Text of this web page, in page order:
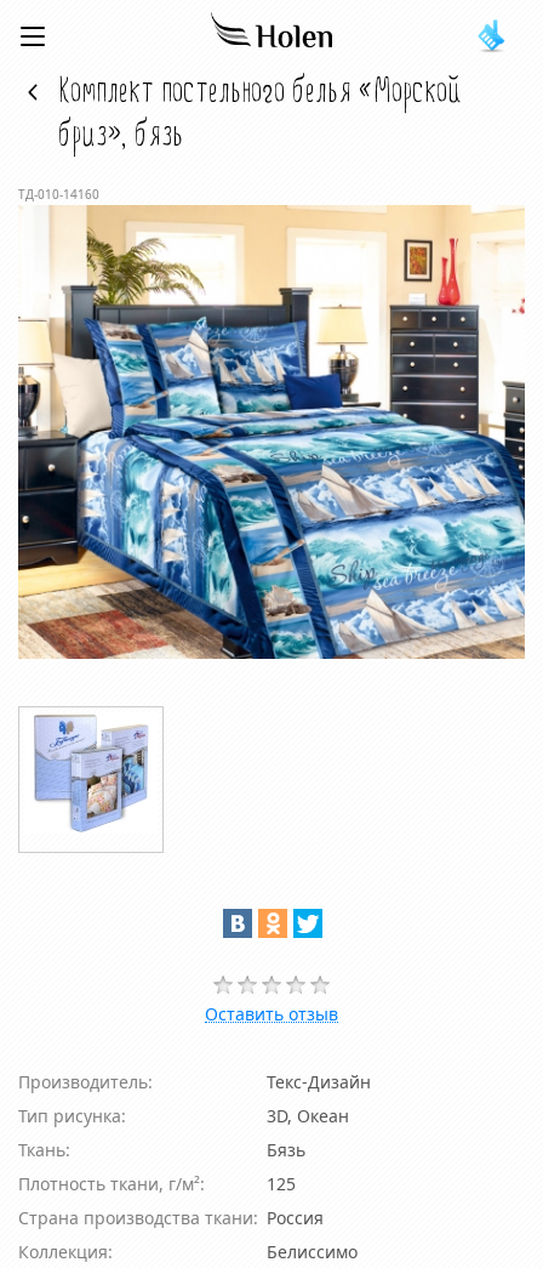
Комплект постельного белья «Морской
бриз», бязь
ТД-010-14160
Оставить отзыв
Производитель:
Текс-Дизайн
Тип рисунка:
3D, Океан
Ткань:
Бязь
Плотность ткани, г/м²:
125
Страна производства ткани: Россия
Коллекция:
Белиссимо